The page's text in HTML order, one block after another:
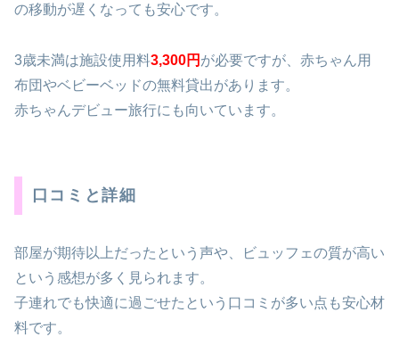
の移動が遅くなっても安心です。
3歳未満は施設使用料3,300円 が必要ですが、赤ちゃん用
布団やベビーベッドの無料貸出があります。
赤ちゃんデビュー旅行にも向いています。
口コミと詳細
部屋が期待以上だったという声や、ビュッフェの質が高い
という感想が多く見られます。
子連れでも快適に過ごせたという口コミが多い点も安心材
料です。